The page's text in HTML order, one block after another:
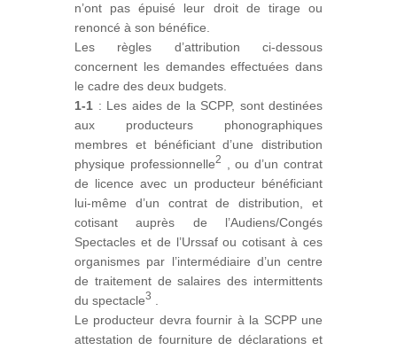
n’ont pas épuisé leur droit de tirage ou
renoncé à son bénéfice.
Les règles d’attribution ci-dessous
concernent les demandes effectuées dans
le cadre des deux budgets.
1-1 : Les aides de la SCPP, sont destinées
aux producteurs phonographiques
membres et bénéficiant d’une distribution
physique professionnelle2
, ou d’un contrat
de licence avec un producteur bénéficiant
lui-même d’un contrat de distribution, et
cotisant auprès de l’Audiens/Congés
Spectacles et de l’Urssaf ou cotisant à ces
organismes par l’intermédiaire d’un centre
de traitement de salaires des intermittents
du spectacle3 .
Le producteur devra fournir à la SCPP une
attestation de fourniture de déclarations et